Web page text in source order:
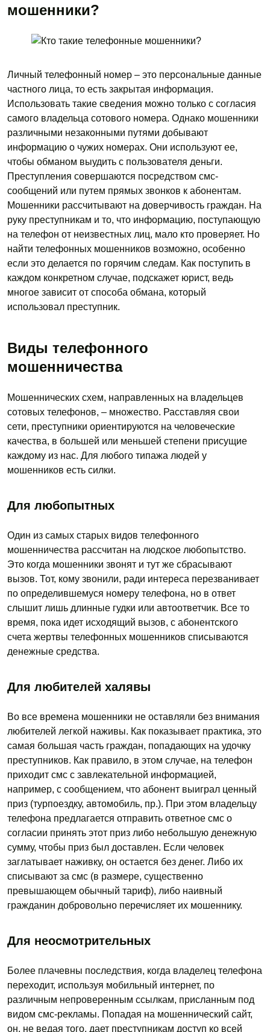
мошенники?
Личный телефонный номер – это персональные данные
частного лица, то есть закрытая информация.
Использовать такие сведения можно только с согласия
самого владельца сотового номера. Однако мошенники
различными незаконными путями добывают
информацию о чужих номерах. Они используют ее,
чтобы обманом выудить с пользователя деньги.
Преступления совершаются посредством смс-
сообщений или путем прямых звонков к абонентам.
Мошенники рассчитывают на доверчивость граждан. На
руку преступникам и то, что информацию, поступающую
на телефон от неизвестных лиц, мало кто проверяет. Но
найти телефонных мошенников возможно, особенно
если это делается по горячим следам. Как поступить в
каждом конкретном случае, подскажет юрист, ведь
многое зависит от способа обмана, который
использовал преступник.
Виды телефонного
мошенничества
Мошеннических схем, направленных на владельцев
сотовых телефонов, – множество. Расставляя свои
сети, преступники ориентируются на человеческие
качества, в большей или меньшей степени присущие
каждому из нас. Для любого типажа людей у
мошенников есть силки.
Для любопытных
Один из самых старых видов телефонного
мошенничества рассчитан на людское любопытство.
Это когда мошенники звонят и тут же сбрасывают
вызов. Тот, кому звонили, ради интереса перезванивает
по определившемуся номеру телефона, но в ответ
слышит лишь длинные гудки или автоответчик. Все то
время, пока идет исходящий вызов, с абонентского
счета жертвы телефонных мошенников списываются
денежные средства.
Для любителей халявы
Во все времена мошенники не оставляли без внимания
любителей легкой наживы. Как показывает практика, это
самая большая часть граждан, попадающих на удочку
преступников. Как правило, в этом случае, на телефон
приходит смс с завлекательной информацией,
например, с сообщением, что абонент выиграл ценный
приз (турпоездку, автомобиль, пр.). При этом владельцу
телефона предлагается отправить ответное смс о
согласии принять этот приз либо небольшую денежную
сумму, чтобы приз был доставлен. Если человек
заглатывает наживку, он остается без денег. Либо их
списывают за смс (в размере, существенно
превышающем обычный тариф), либо наивный
гражданин добровольно перечисляет их мошеннику.
Для неосмотрительных
Более плачевны последствия, когда владелец телефона
переходит, используя мобильный интернет, по
различным непроверенным ссылкам, присланным под
видом смс-рекламы. Попадая на мошеннический сайт,
он, не ведая того, дает преступникам доступ ко всей